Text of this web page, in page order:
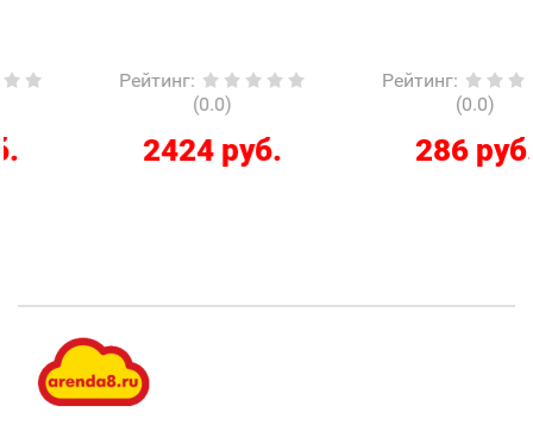
Рейтинг
:
2424 руб.
Рейтинг
:
286 руб.